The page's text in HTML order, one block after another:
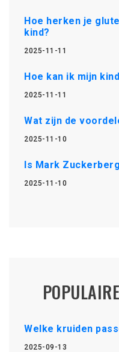
Hoe herken je
kind?
2025-11-11
Hoe kan ik mijn
2025-11-11
Wat zijn de
2025-11-10
Is Mark
2025-11-10
Welke kruiden
2025-09-13